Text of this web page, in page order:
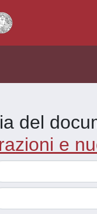
del
e